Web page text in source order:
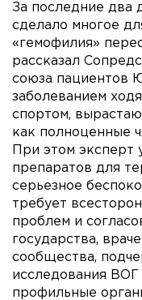
За последние два
сделало многое
«гемофилия»
рассказал
союза пациентов
заболеванием
спортом,
как полноценные
При этом эксперт
препаратов для
серьезное
требует
проблем и
государства,
сообщества,
исследования
профильные